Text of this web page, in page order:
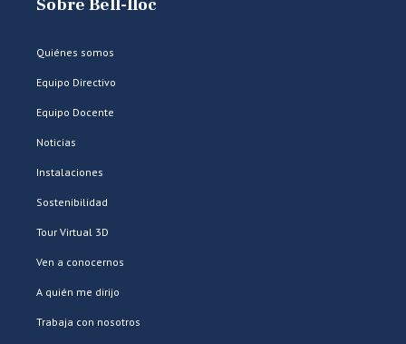
Sobre Bell-lloc
Quiénes somos
Equipo Directivo
Equipo Docente
Noticias
Instalaciones
Sostenibilidad
Tour Virtual 3D
Ven a conocernos
A quién me dirijo
Trabaja con nosotros